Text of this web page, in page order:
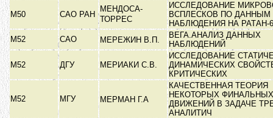
М50 САО РАН
МЕНДОСА-
ТОРРЕС
ИССЛЕДОВАНИЕ
ВСПЛЕСКОВ ПО ДАННЫМ
НАБЛЮДЕНИЯ НА РАТАН-
М52
САО МЕРЕЖИН В.П.
ВЕГА.АНАЛИЗ ДАННЫХ
НАБЛЮДЕНИЙ
М52 ДГУ МЕРИАКИ С.В.
ИССЛЕДОВАНИЕ
ДИНАМИЧЕСКИХ
КРИТИЧЕСКИХ
М52 МГУ МЕРМАН Г.А
КАЧЕСТВЕННАЯ ТЕОРИЯ
НЕКОТОРЫХ ФИНАЛЬНЫХ
ДВИЖЕНИЙ В ЗАДАЧЕ
АНАЛИТИЧ